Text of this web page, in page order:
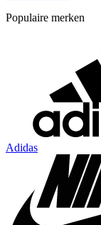
Populaire merken
Adidas